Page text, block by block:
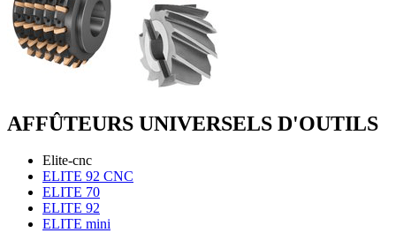
AFFÛTEURS UNIVERSELS D'OUTILS
Elite-cnc
ELITE 92 CNC
ELITE 70
ELITE 92
ELITE mini